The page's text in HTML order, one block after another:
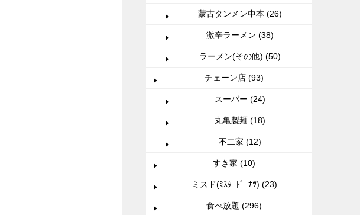
蒙古タンメン中本 (26)
激辛ラーメン (38)
ラーメン(その他) (50)
チェーン店 (93)
スーパー (24)
丸亀製麺 (18)
不二家 (12)
すき家 (10)
ミスド(ﾐｽﾀｰﾄﾞｰﾅﾂ) (23)
食べ放題 (296)